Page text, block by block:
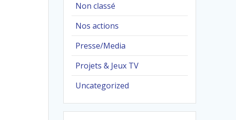
Non classé
Nos actions
Presse/Media
Projets & Jeux TV
Uncategorized